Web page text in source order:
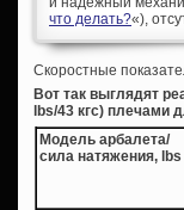
что делать?«),
Скоростные
Вот так выглядят
lbs/43 кгс) плечами
Модель арбалета/
сила натяжения, lbs